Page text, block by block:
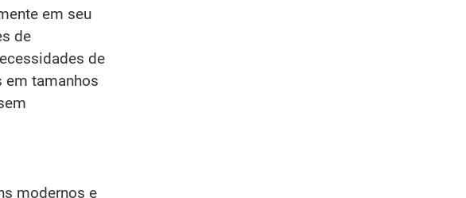
em seu
de
de
em tamanhos
modernos e